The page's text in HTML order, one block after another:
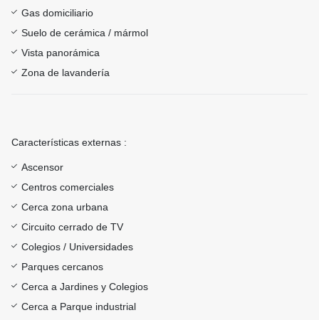
Gas domiciliario
Suelo de cerámica / mármol
Vista panorámica
Zona de lavandería
Características externas :
Ascensor
Centros comerciales
Cerca zona urbana
Circuito cerrado de TV
Colegios / Universidades
Parques cercanos
Cerca a Jardines y Colegios
Cerca a Parque industrial